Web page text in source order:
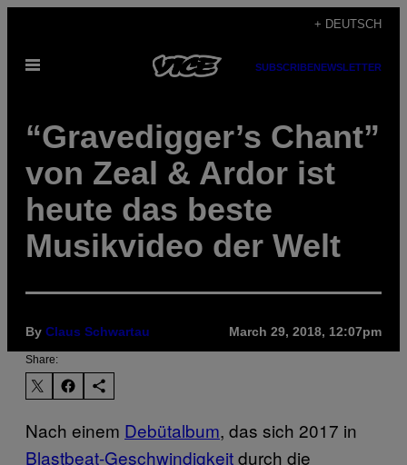
content
+ DEUTSCH
Open
SUBSCRIBENEWSLETTER
“Gravedigger’s Chant”
von Zeal & Ardor ist
heute das beste
Musikvideo der Welt
By Claus Schwartau March 29, 2018, 12:07pm
Share:
Nach einem Debütalbum, das sich 2017 in
Blastbeat-Geschwindigkeitdurch die